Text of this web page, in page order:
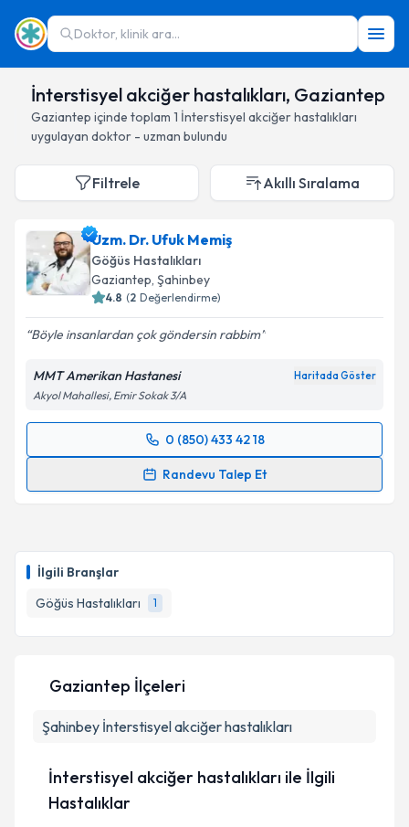
Doktor, klinik ara...
İnterstisyel akciğer hastalıkları, Gaziantep
Gaziantep içinde toplam 1 İnterstisyel akciğer hastalıkları
uygulayan doktor - uzman bulundu
İlgili Branşlar
Göğüs Hastalıkları
1
Filtrele Akıllı Sıralama
Uzm. Dr. Ufuk Memiş
Göğüs Hastalıkları
Gaziantep, Şahinbey
4.8 (2 Değerlendirme)
Böyle insanlardan çok göndersin rabbim
MMT Amerikan Hastanesi Haritada Göster
Akyol Mahallesi, Emir Sokak 3/A
0 (850) 433 42 18
Randevu Talep Et
Randevu Takvimi Talebi
E-posta Adresiniz
Kişisel verilerimin işlenmesine ilişkin
Metni 'ni okudum ve kişisel verilerimin belirtilen
Gaziantep İlçeleri
Şahinbey İnterstisyel akciğer hastalıkları
İnterstisyel akciğer hastalıkları ile İlgili
Hastalıklar